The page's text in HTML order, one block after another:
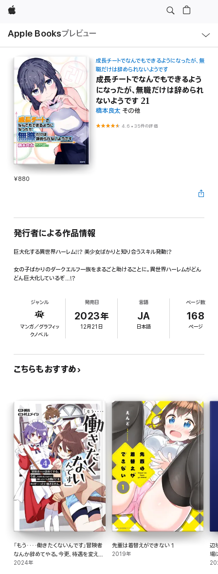
Apple
Apple Booksプレビュー
ル
成長チートでなんでもできるようになったが、無
職だけは辞められないようです
成長チートでなんでもできるよう
になったが、無職だけは辞められ
ないようです 21
橋本良太 その他
4.6 •35件の評価
¥880
発行者による作品情報
巨大化する異世界ハーレム!!? 美少女ばかりと知り合うスキル発動!?
女の子ばかりのダークエルフ一族をまるごと助けることに。異世界ハーレムがどん
どん巨大化しているぞ…!?
ジャンル
マンガ／グラフィッ
クノベル
発売日
2023年
12月21日
言語
JA
日本語
ページ数
168
ページ
こちらもおすすめ
「もう‥‥働きたくないんです」冒険者
なんか辞めてやる。今更、待遇を変える
からとお願いされてもお断りです。僕は
2024年
先輩は着替えができない 1
2019年
辺
場